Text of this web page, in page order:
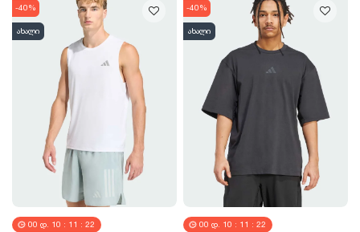
-40%
ახალი
00 Დ. 10 : 11 : 21
-40%
ახალი
00 Დ. 10 : 11 : 21